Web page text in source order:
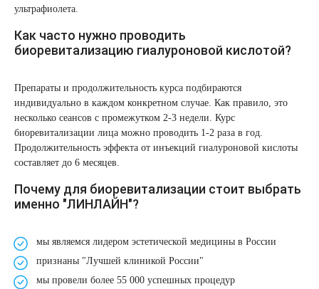
ультрафиолета.
Как часто нужно проводить
биоревитализацию гиалуроновой кислотой?
Препараты и продолжительность курса подбираются
индивидуально в каждом конкретном случае. Как правило, это
несколько сеансов с промежутком 2-3 недели. Курс
биоревитализации лица можно проводить 1-2 раза в год.
Продолжительность эффекта от инъекций гиалуроновой кислоты
составляет до 6 месяцев.
Почему для биоревитализации стоит выбрать
именно "ЛИНЛАЙН"?
мы являемся лидером эстетической медицины в России
признаны "Лучшей клиникой России"
мы провели более 55 000 успешных процедур